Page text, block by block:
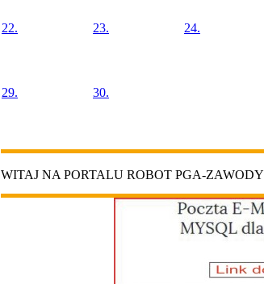
22. 23. 24.
29. 30.
WITAJ NA PORTALU ROBOT PGA-ZAWODY